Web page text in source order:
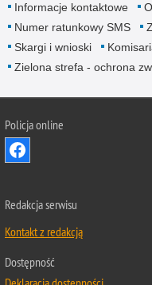
Informacje kontaktowe
Numer ratunkowy SMS
Skargi i wnioski
Zielona strefa - ochrona
Policja online
Redakcja serwisu
Kontakt z redakcją
Dostępność